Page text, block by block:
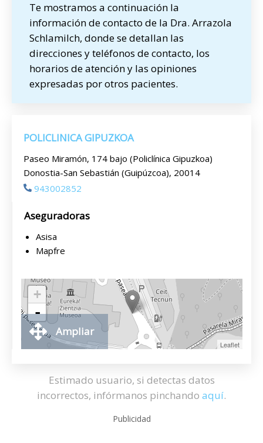
Te mostramos a continuación la
información de contacto de la Dra. Arrazola
Schlamilch, donde se detallan las
direcciones y teléfonos de contacto, los
horarios de atención y las opiniones
expresadas por otros pacientes.
POLICLINICA GIPUZKOA
Paseo Miramón, 174 bajo (Policlínica Gipuzkoa)
Donostia-San Sebastián (Guipúzcoa), 20014
943002852
Aseguradoras
Asisa
Mapfre
+
-
Leaflet
Ampliar
Estimado usuario, si detectas datos
incorrectos, infórmanos pinchando aquí.
Publicidad